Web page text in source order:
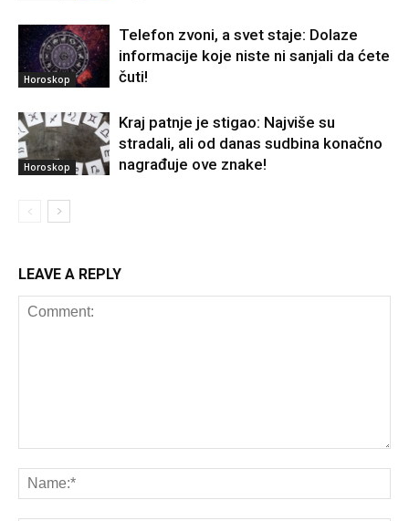
Horoskop
Telefon zvoni, a svet staje: Dolaze
informacije koje niste ni sanjali da ćete
čuti!
Horoskop
Kraj patnje je stigao: Najviše su
stradali, ali od danas sudbina konačno
nagrađuje ove znake!
LEAVE A REPLY